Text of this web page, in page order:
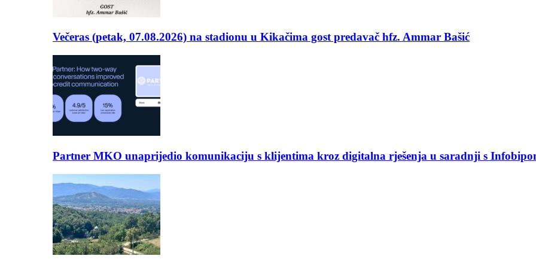
Večeras (petak, 07.08.2026) na stadionu u Kikačima gost predavač hfz. Ammar Bašić
Partner MKO unaprijedio komunikaciju s klijentima kroz digitalna rješenja u saradnji s